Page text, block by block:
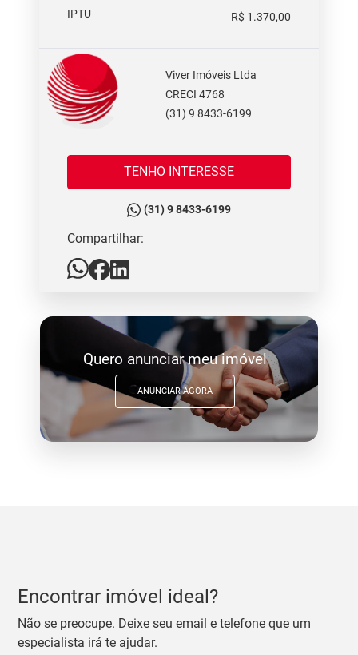
IPTU
R$ 1.370,00
Viver Imóveis Ltda
CRECI 4768
(31) 9 8433-6199
TENHO INTERESSE
(31) 9 8433-6199
Compartilhar:
Quero anunciar meu imóvel
ANUNCIAR AGORA
Encontrar imóvel ideal?
Não se preocupe. Deixe seu email e telefone que um
especialista irá te ajudar.